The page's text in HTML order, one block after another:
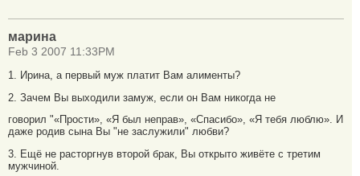
марина
Feb 3 2007 11:33PM
1. Ирина, а первый муж платит Вам алименты?
2. Зачем Вы выходили замуж, если он Вам никогда не
говорил "«Прости», «Я был неправ», «Спасибо», «Я тебя люблю». И
даже родив сына Вы "не заслужили" любви?
3. Ещё не расторгнув второй брак, Вы открыто живёте с третим
мужчиной.